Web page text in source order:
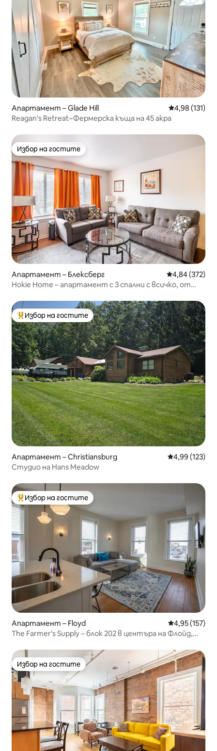
Апартамент – Glade Hill Средна
4,98 (131)
Reagan's Retreat~Фермерска къща на 45 акра
Избор на гостите
Избор на гостите
Апартамент – Блексберг Средна
4,84 (372)
Hokie Home – апартамент с 3 спални с всичко, от
Най-популярен избор на гостите
Избор на гостите
Апартамент – Christiansburg Средна
4,99 (123)
Студио на Hans Meadow
Най-популярен избор на гостите
Избор на гостите
Апартамент – Floyd Средна
4,95 (157)
The Farmer's Supply – блок 202 в центъра на Флойд,
Избор на гостите
Избор на гостите